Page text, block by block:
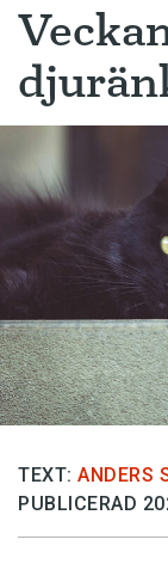
TEXT: ANDERS
PUBLICERAD